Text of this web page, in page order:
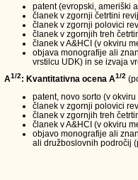
patent (evropski, ameriški
članek v zgornji četrtini
članek v zgornji polovici
članek v zgornjih treh
članek v A&HCI (v okviru
objava monografije ali
vrstilcu UDK) in se izvaja
A1/2: Kvantitativna ocena A1/2
patent, novo sorto (v
članek v zgornji polovici
članek v zgornjih treh
članek v A&HCI (v okviru
objavo monografije ali
ali družboslovnih področij